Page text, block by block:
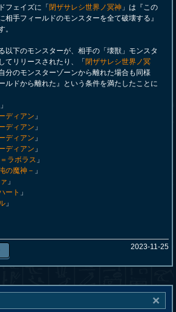
フェイズに「 閉ザサレシ世界ノ冥神 」は『この
相手フィールドのモンスターを全て破壊する』
。
以下のモンスターが、相手の「壊獣」モンスタ
てリリースされたり、「 閉ザサレシ世界ノ冥
分のモンスターゾーンから離れた場合も同様
ルドから離れた』という条件を満たしたことに
」
ディアン 」
ディアン 」
ディアン 」
ディアン 」
ラボラス 」
の魔神－ 」
」
ート 」
」
2023-11-25